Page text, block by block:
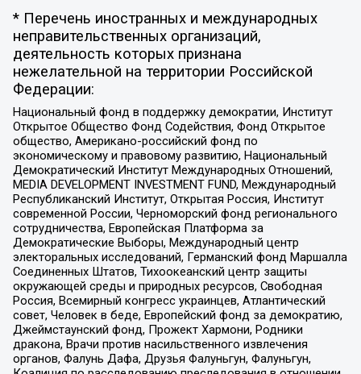
* Перечень иностранных и международных
неправительственных организаций,
деятельность которых признана
нежелательной на территории Российской
Федерации:
Национальный фонд в поддержку демократии, Институт
Открытое Общество Фонд Содействия, Фонд Открытое
общество, Американо-российский фонд по
экономическому и правовому развитию, Национальный
Демократический Институт Международных Отношений,
MEDIA DEVELOPMENT INVESTMENT FUND, Международный
Республиканский Институт, Открытая Россия, Институт
современной России, Черноморский фонд регионального
сотрудничества, Европейская Платформа за
Демократические Выборы, Международный центр
электоральных исследований, Германский фонд Маршалла
Соединенных Штатов, Тихоокеанский центр защиты
окружающей среды и природных ресурсов, Свободная
Россия, Всемирный конгресс украинцев, Атлантический
совет, Человек в беде, Европейский фонд за демократию,
Джеймстаунский фонд, Прожект Хармони, Родники
дракона, Врачи против насильственного извлечения
органов, Фалунь Дафа, Друзья Фалуньгун, Фалуньгун,